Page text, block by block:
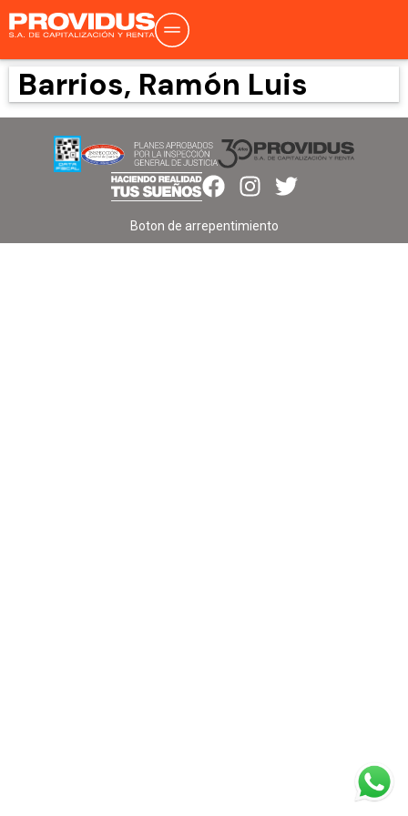
Barrios, Ramón Luis
Boton de arrepentimiento